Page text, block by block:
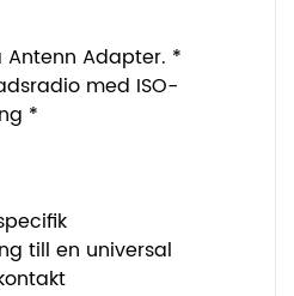
Antenn Adapter. *
med ISO-
*
till en universal